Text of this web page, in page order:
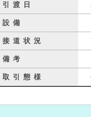
引渡日
設備
接道状況
備考
取引態様